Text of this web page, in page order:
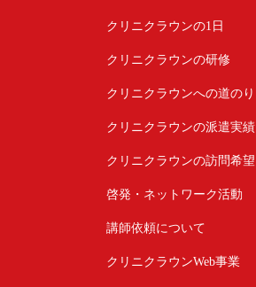
クリニクラウンの1日
クリニクラウンの研修
クリニクラウンへの道のり
クリニクラウンの派遣実績
クリニクラウンの訪問希望
啓発・ネットワーク活動
講師依頼について
クリニクラウンWeb事業